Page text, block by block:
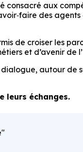
consacré aux
des
de croiser les
et d’avenir de
autour de
leurs échanges.